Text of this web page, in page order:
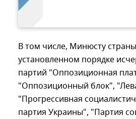
В том числе, Минюсту
установленном порядке
партий "Оппозиционная
"Оппозиционный блок",
"Прогрессивная
партия Украины", "Партия